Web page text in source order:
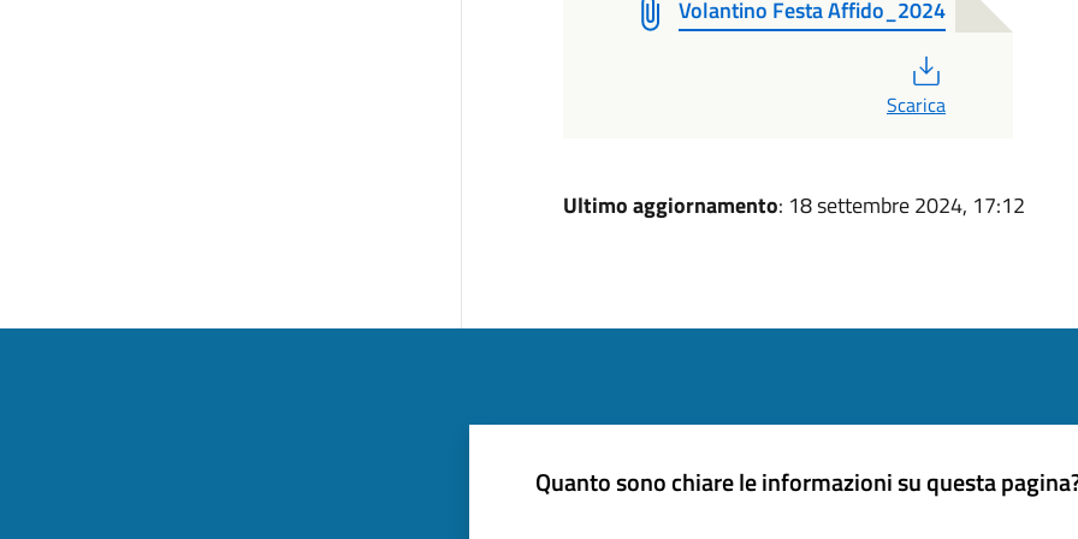
Volantino Festa Affido_2024
Scarica
Ultimo aggiornamento: 18 settembre 2024, 17:12
Quanto sono chiare le informazioni su questa